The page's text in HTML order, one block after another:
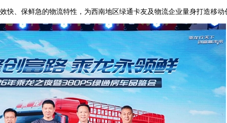
、保鲜急的物流特性，为西南地区绿通卡友及物流企业量身打造移动